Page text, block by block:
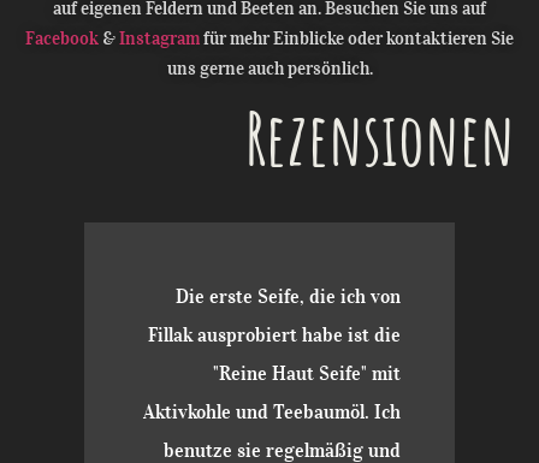
auf eigenen Feldern und Beeten an. Besuchen Sie uns auf
Facebook &Instagramfür mehr Einblicke oder kontaktieren Sie
uns gerne auch persönlich.
Rezensionen
Die erste Seife, die ich von
Fillak ausprobiert habe ist die
"Reine Haut Seife" mit
Aktivkohle und Teebaumöl. Ich
benutze sie regelmäßig und